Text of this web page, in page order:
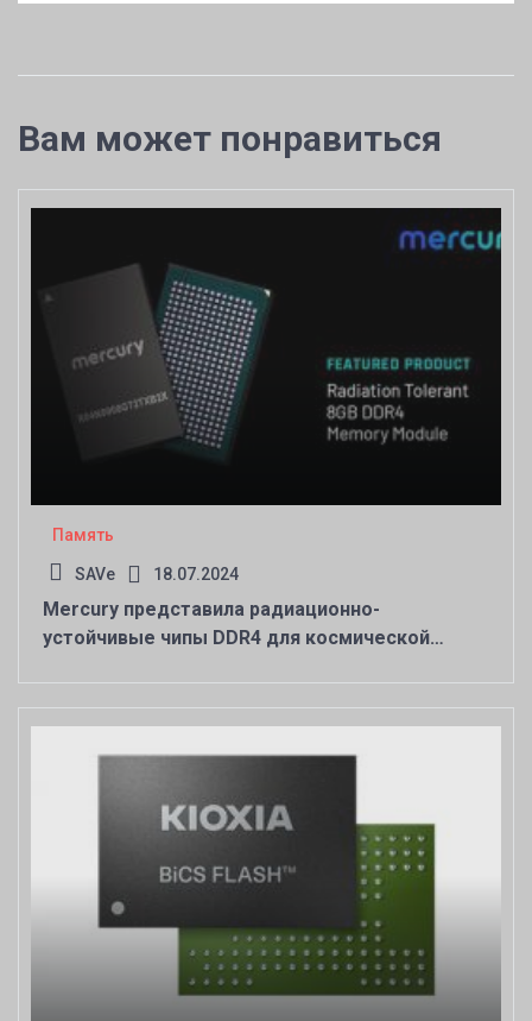
Вам может понравиться
Память
SAVe 18.07.2024
Mercury представила радиационно-
устойчивые чипы DDR4 для космической